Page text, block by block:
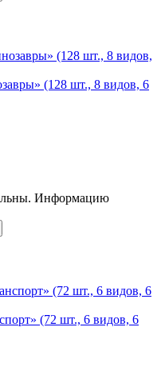
(128 шт., 8 видов, 6
Информацию
(72 шт., 6 видов, 6